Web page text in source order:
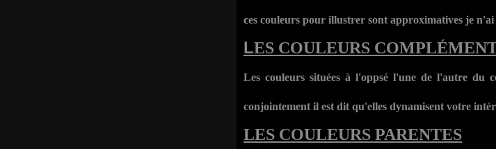
ces couleurs pour illustrer sont approximatives je
LES COULEURS
Les couleurs situées à l'oppsé l'une de l'autre du
conjointement il est dit qu'elles dynamisent votre
LES COULEURS PARENTES